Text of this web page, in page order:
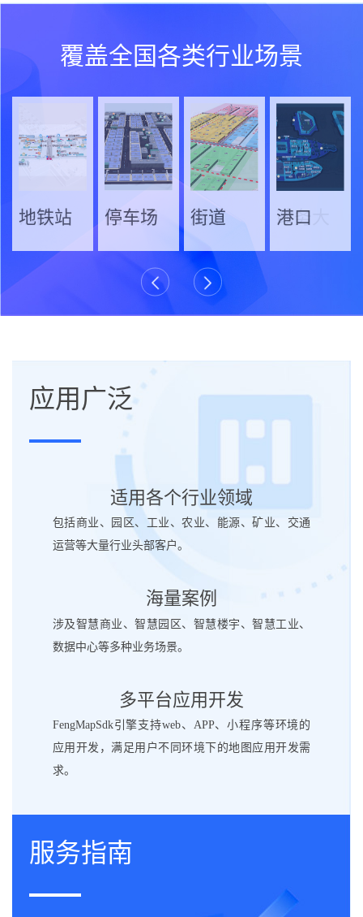
覆盖全国各类行业场景
商场 园区 工厂 机场
乡村 医院 博物馆 学校
法院 图书馆 展馆 政务大
地铁站 停车场 街道 港口
应用 广泛
适用各个行业领域
包括商业、园区、工业、农业、能源、矿业、交通
运营等大量行业头部客户。
海量案例
涉及智慧商业、智慧园区、智慧楼宇、智慧工业、
数据中心等多种业务场景。
多平台应用开发
FengMapSdk引擎支持web、APP、小程序等环境的
应用开发，满足用户不同环境下的地图应用开发需
求。
服务指南